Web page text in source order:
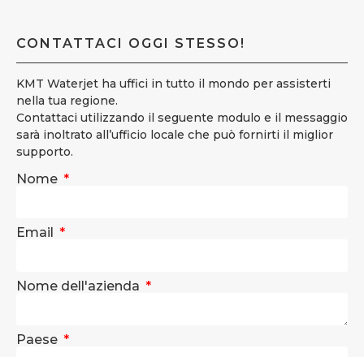
CONTATTACI OGGI STESSO!
KMT Waterjet ha uffici in tutto il mondo per assisterti
nella tua regione.
Contattaci utilizzando il seguente modulo e il messaggio
sarà inoltrato all’ufficio locale che può fornirti il miglior
supporto.
Nome
Email
Nome dell'azienda
Paese